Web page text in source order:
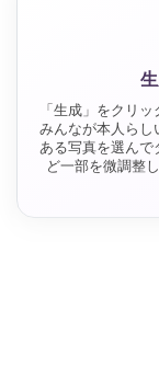
「生成」をクリ
みんなが本人らし
ある写真を選ん
ど一部を微調整